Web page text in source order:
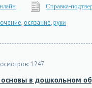
Справка-
, осязание,руки
1247
в дошкольном